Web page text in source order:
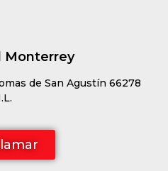
Monterrey
de San Agustín 66278